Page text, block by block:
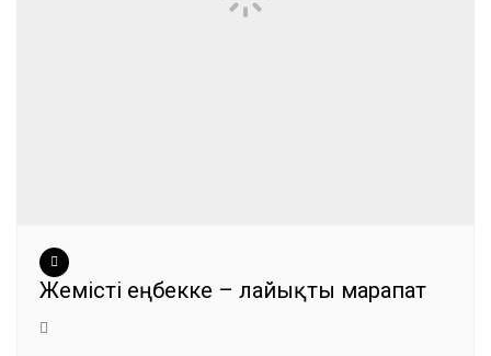
Жемісті еңбекке – лайықты марапат